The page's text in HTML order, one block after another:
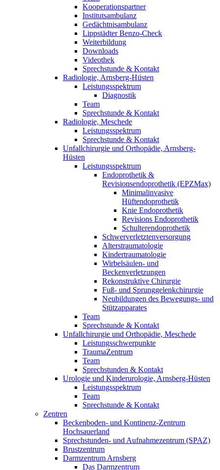
Kooperationspartner
Institutsambulanz
Gedächtnisambulanz
Lippstädter Benzo-Check
Weiterbildung
Downloads
Videothek
Sprechstunde & Kontakt
Radiologie, Arnsberg-Hüsten
Leistungsspektrum
Diagnostik
Team
Sprechstunde & Kontakt
Radiologie, Meschede
Leistungsspektrum
Sprechstunde & Kontakt
Unfallchirurgie und Orthopädie, Arnsberg-
Hüsten
Leistungsspektrum
Endoprothetik &
Revisionsendoprothetik (EPZMax)
Minimalinvasive
Hüftendoprothetik
Knie Endoprothetik
Revisions Endoprothetik
Schulterendoprothetik
Schwerverletztenversorgung
Alterstraumatologie
Kindertraumatologie
Wirbelsäulen- und
Beckenverletzungen
Rekonstruktive Chirurgie
Fuß- und Sprunggelenkchirurgie
Neubildungen des Bewegungs- und
Stützapparates
Team
Sprechstunde & Kontakt
Unfallchirurgie und Orthopädie, Meschede
Leistungsschwerpunkte
TraumaZentrum
Team
Sprechstunden & Kontakt
Urologie und Kinderurologie, Arnsberg-Hüsten
Leistungsspektrum
Team
Sprechstunde & Kontakt
Zentren
Beckenboden- und Kontinenz-Zentrum
Hochsauerland
Sprechstunden- und Aufnahmezentrum (SPAZ)
Brustzentrum
Darmzentrum Arnsberg
Das Darmzentrum